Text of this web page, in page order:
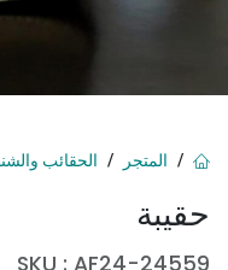
حقيبة
SKU : AF24-24559
المتجر الحقائب